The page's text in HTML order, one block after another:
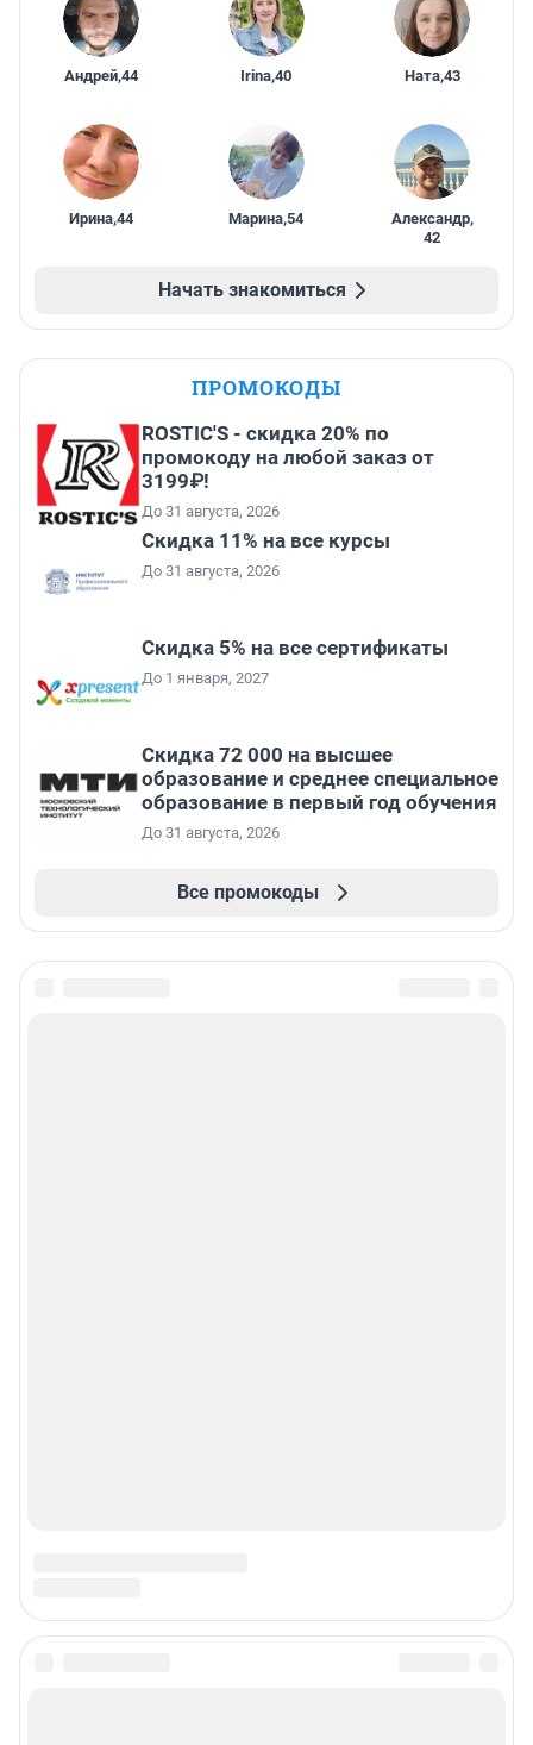
Андрей,44 Irina,40 Ната,43
Ирина,44 Марина,54 Александр,
42
Начать знакомиться
ПРОМОКОДЫ
ROSTIC'S - скидка 20% по
промокоду на любой заказ от
3199₽!
До 31 августа, 2026
Скидка 11% на все курсы
До 31 августа, 2026
Скидка 5% на все сертификаты
До 1 января, 2027
Скидка 72 000 на высшее
образование и среднее специальное
образование в первый год обучения
До 31 августа, 2026
Все промокоды